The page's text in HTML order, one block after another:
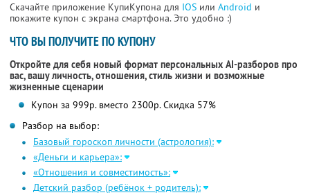
Скачайте приложение КупиКупона для IOS или Android и
покажите купон с экрана смартфона. Это удобно :)
ЧТО ВЫ ПОЛУЧИТЕ ПО КУПОНУ
Откройте для себя новый формат персональных AI-разборов про
вас, вашу личность, отношения, стиль жизни и возможные
жизненные сценарии
Купон за 999р. вместо 2300р. Скидка 57%
Разбор на выбор:
Базовый гороскоп личности (астрология):
«Деньги и карьера»:
«Отношения и совместимость»:
Детский разбор (ребёнок + родитель):